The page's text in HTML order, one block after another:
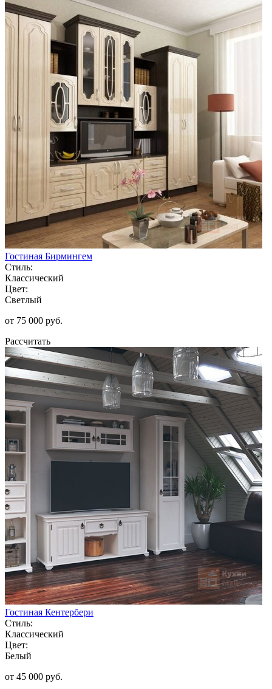
Гостиная Бирмингем
Стиль:
Классический
Цвет:
Светлый
от 75 000 руб.
Рассчитать
Гостиная Кентербери
Стиль:
Классический
Цвет:
Белый
от 45 000 руб.